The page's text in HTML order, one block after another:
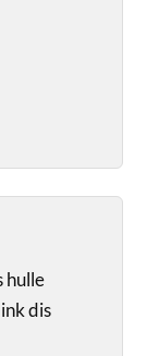
hulle
dis